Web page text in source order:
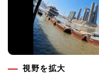
視野を拡大